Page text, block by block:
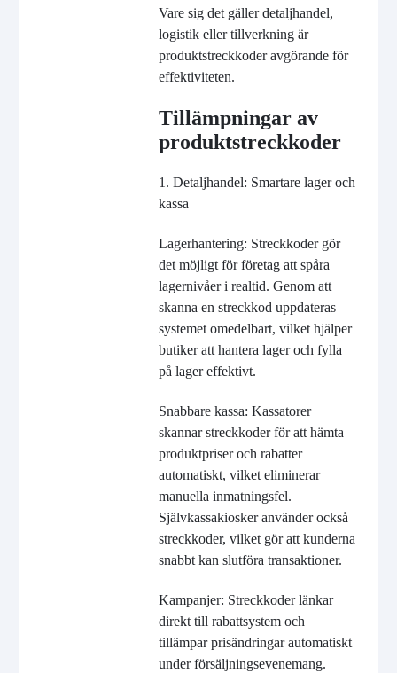
Vare sig det gäller detaljhandel,
logistik eller tillverkning är
produktstreckkoder avgörande för
effektiviteten.
Tillämpningar av
produktstreckkoder
1. Detaljhandel: Smartare lager och
kassa
Lagerhantering: Streckkoder gör
det möjligt för företag att spåra
lagernivåer i realtid. Genom att
skanna en streckkod uppdateras
systemet omedelbart, vilket hjälper
butiker att hantera lager och fylla
på lager effektivt.
Snabbare kassa: Kassatorer
skannar streckkoder för att hämta
produktpriser och rabatter
automatiskt, vilket eliminerar
manuella inmatningsfel.
Självkassakiosker använder också
streckkoder, vilket gör att kunderna
snabbt kan slutföra transaktioner.
Kampanjer: Streckkoder länkar
direkt till rabattsystem och
tillämpar prisändringar automatiskt
under försäljningsevenemang.